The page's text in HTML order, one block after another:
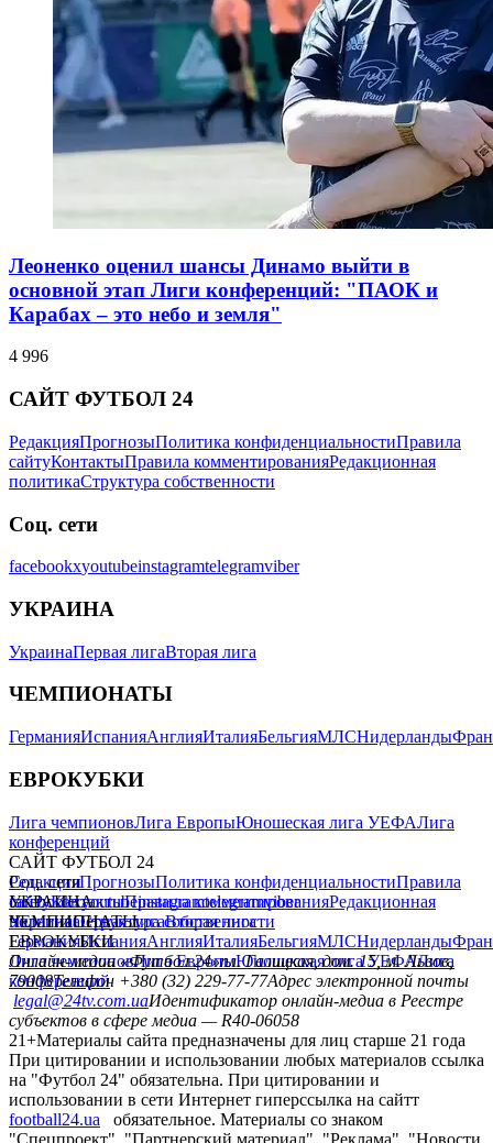
Леоненко оценил шансы Динамо выйти в
основной этап Лиги конференций: "ПАОК и
Карабах – это небо и земля"
4 996
САЙТ ФУТБОЛ 24
РедакцияПрогнозыПолитика конфиденциальностиПравила
сайтуКонтактыПравила комментированияРедакционная
политикаСтруктура собственности
Соц. сети
facebookxyoutubeinstagramtelegramviber
УКРАИНА
УкраинаПервая лигаВторая лига
ЧЕМПИОНАТЫ
ГерманияИспанияАнглияИталияБельгияМЛСНидерланды
ЕВРОКУБКИ
Лига чемпионовЛига ЕвропыЮношеская лига УЕФАЛига
конференций
САЙТ ФУТБОЛ 24
РедакцияПрогнозыПолитика конфиденциальностиПравила
сайтуКонтактыПравила комментированияРедакционная
политикаСтруктура собственности
Соц. сети
facebookxyoutubeinstagramtelegramviber
УКРАИНА
УкраинаПервая лигаВторая лига
ЧЕМПИОНАТЫ
ГерманияИспанияАнглияИталияБельгияМЛСНидерланды
ЕВРОКУБКИ
Лига чемпионовЛига ЕвропыЮношеская лига УЕФАЛига
конференций
Онлайн-медиа «Футбол 24»пл. Галицкая, дом. 15, м. Львов,
79008Телефон +380 (32) 229-77-77Адрес электронной почты
legal@24tv.com.uaИдентификатор онлайн-медиа в Реестре
субъектов в сфере медиа — R40-06058
21+Материалы сайта предназначены для лиц старше 21 года
При цитировании и использовании любых материалов ссылка
на "Футбол 24" обязательна. При цитировании и
использовании в сети Интернет гиперссылка на сайтт
football24.ua
обязательное. Материалы со знаком
"Спецпроект", "Партнерский материал", "Реклама", "Новости